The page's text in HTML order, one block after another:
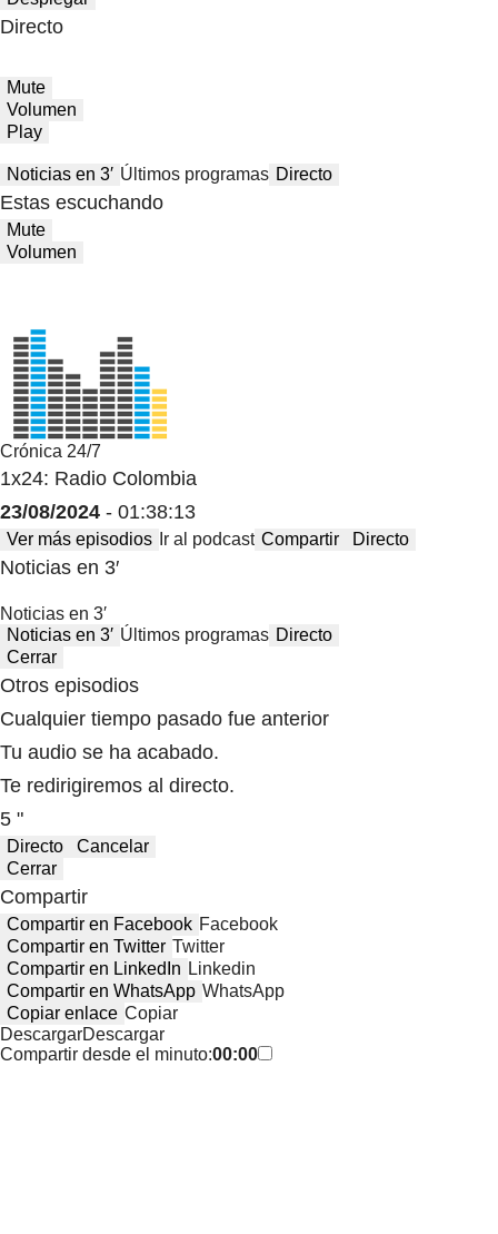
Directo
Mute
Volumen
Play
Noticias en 3′ Últimos programas Directo
Estas escuchando
Mute
Volumen
Crónica 24/7
1x24: Radio Colombia
23/08/2024 - 01:38:13
Ver más episodios Ir al podcast Compartir Directo
Noticias en 3′
Noticias en 3′
Noticias en 3′ Últimos programas Directo
Cerrar
Otros episodios
Cualquier tiempo pasado fue anterior
Tu audio se ha acabado.
Te redirigiremos al directo.
5 "
Directo
Cancelar
Cerrar
Compartir
Compartir en Facebook Facebook
Compartir en Twitter Twitter
Compartir en LinkedIn Linkedin
Compartir en WhatsApp WhatsApp
Copiar enlace Copiar
DescargarDescargar
Compartir desde el minuto:00:00